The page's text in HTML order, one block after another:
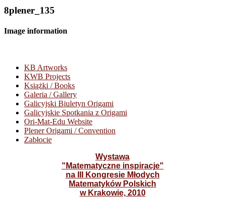
8plener_135
Image information
KB Artworks
KWB Projects
Książki / Books
Galeria / Gallery
Galicyjski Biuletyn Origami
Galicyjskie Spotkania z Origami
Ori-Mat-Edu Website
Plener Origami / Convention
Zabłocie
Wystawa
"Matematyczne inspiracje"
na III Kongresie Młodych
Matematyków Polskich
w Krakowie, 2010